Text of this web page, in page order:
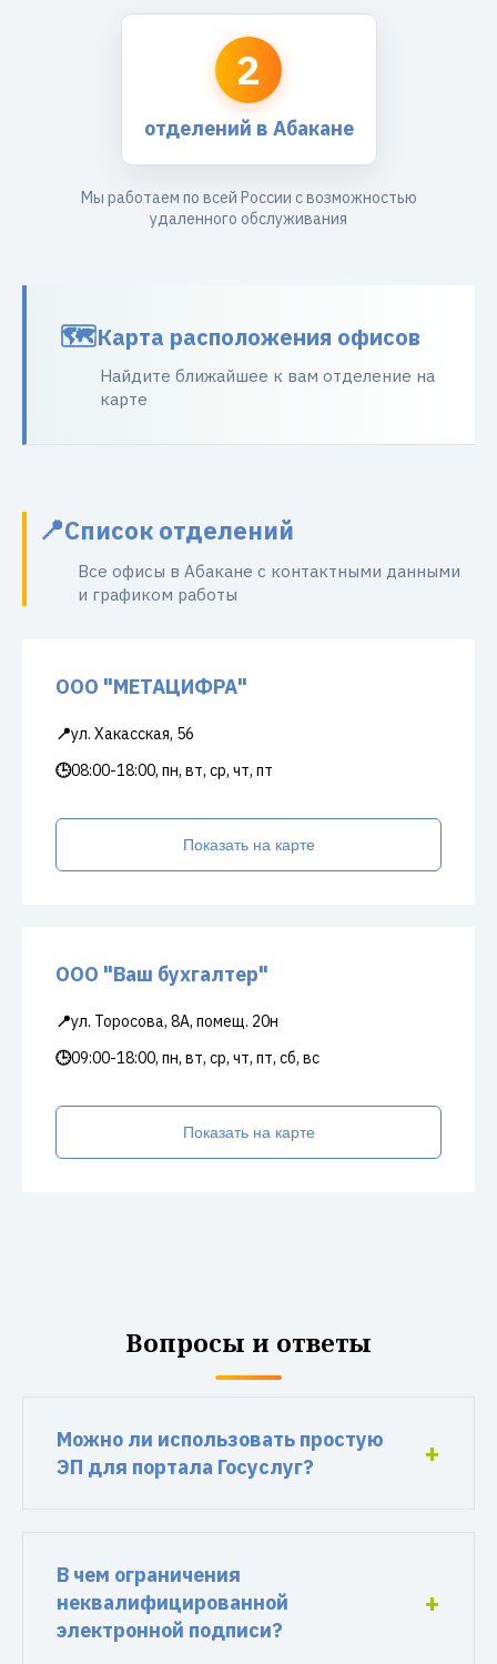
2
отделений в Абакане
Мы работаем по всей России с возможностью
удаленного обслуживания
Карта расположения офисов
Найдите ближайшее к вам отделение на
карте
Список отделений
Все офисы в Абакане с контактными данными
и графиком работы
ООО "МЕТАЦИФРА"
📍ул. Хакасская, 56
🕒08:00-18:00, пн, вт, ср, чт, пт
Показать на карте
ООО "Ваш бухгалтер"
📍ул. Торосова, 8А, помещ. 20н
🕒09:00-18:00, пн, вт, ср, чт, пт, сб, вс
Показать на карте
Вопросы и ответы
Можно ли использовать простую
ЭП для портала Госуслуг?
В чем ограничения
неквалифицированной
электронной подписи?